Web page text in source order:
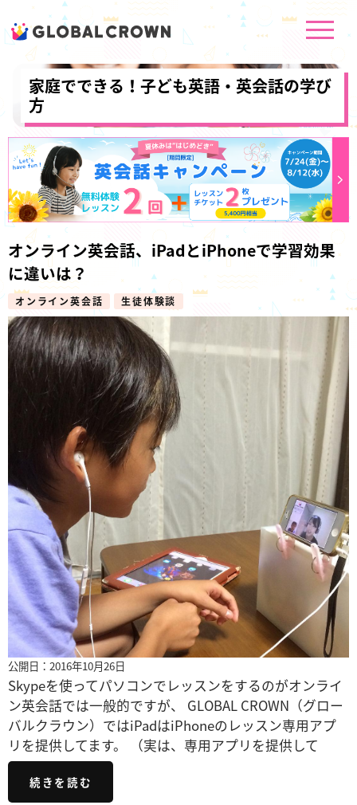
家庭でできる！子ども英語・英会話の学び
方
オンライン英会話、iPadとiPhoneで学習効果
に違いは？
オンライン英会話 生徒体験談
公開日：2016年10月26日
Skypeを使ってパソコンでレッスンをするのがオンライ
ン英会話では一般的ですが、 GLOBAL CROWN（グロー
バルクラウン）ではiPadはiPhoneのレッスン専用アプ
リを提供してます。 （実は、専用アプリを提供して
続きを読む